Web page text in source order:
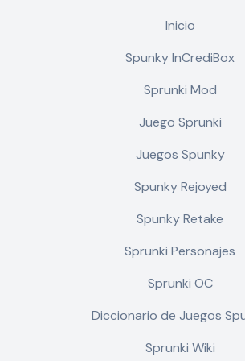
Inicio
Spunky InCrediBox
Sprunki Mod
Juego Sprunki
Juegos Spunky
Spunky Rejoyed
Spunky Retake
Sprunki Personajes
Sprunki OC
Diccionario de Juegos
Sprunki Wiki